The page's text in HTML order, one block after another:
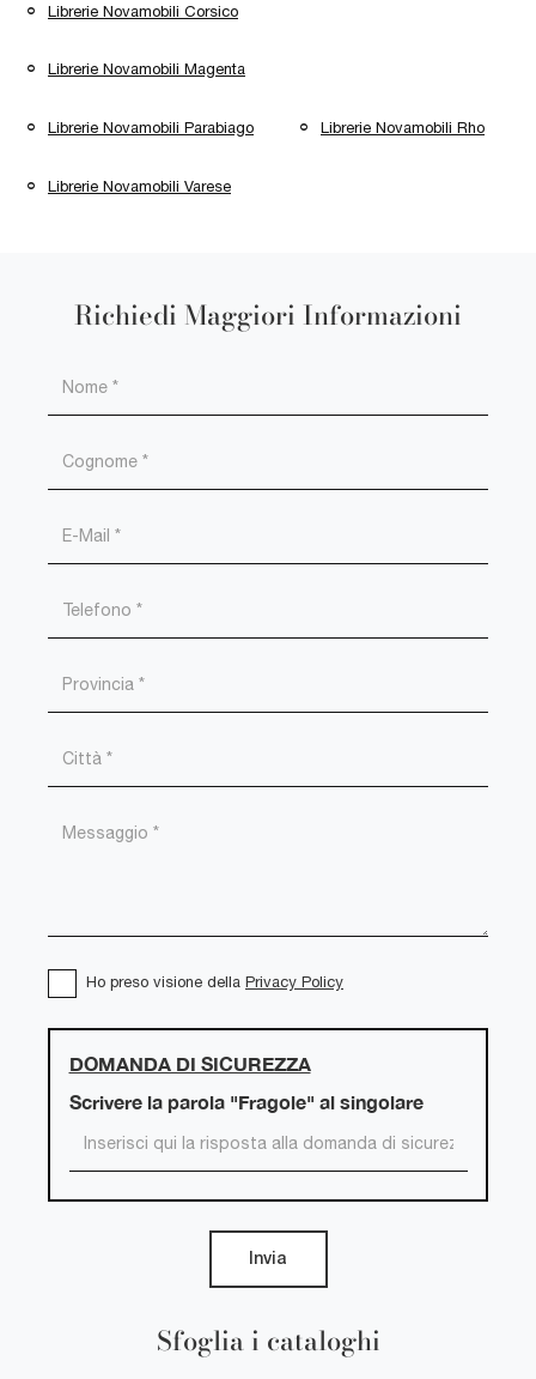
Librerie Novamobili Corsico
Librerie Novamobili Magenta
Librerie Novamobili Parabiago Librerie Novamobili Rho
Librerie Novamobili Varese
Sfoglia i cataloghi
Richiedi Maggiori Informazioni
Ho preso visione della Privacy Policy
DOMANDA DI SICUREZZA
Scrivere la parola "Fragole" al singolare
Invia